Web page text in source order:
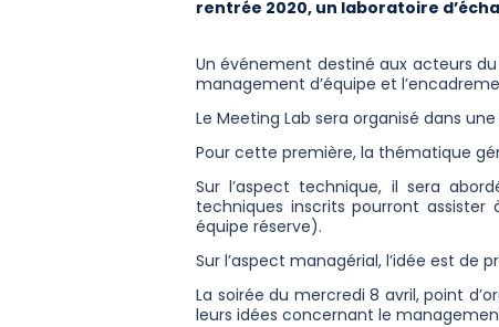
rentrée 2020, un laboratoire
Un événement destiné aux acteurs
management d’équipe et
Le Meeting Lab sera organisé dans
Pour cette première, la thématique
Sur l’aspect technique, il sera
techniques inscrits pourront assister
équipe réserve).
Sur l’aspect managérial, l’idée est
La soirée du mercredi 8 avril, point
leurs idées concernant le